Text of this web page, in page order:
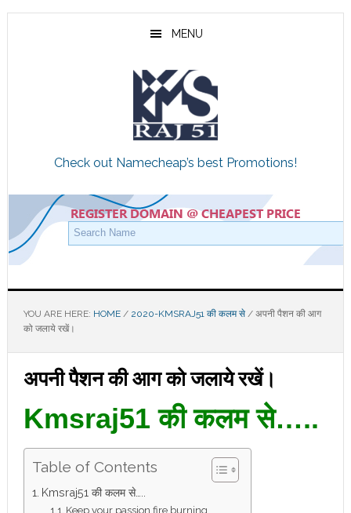
Skip
Skip
Skip
MENU
Check out Namecheap’s best Promotions!
YOU ARE HERE: HOME / 2020-KMSRAJ51 की कलम से /अपनी पैशन की आग
को जलाये रखें।
अपनी पैशन की आग को जलाये रखें।
Kmsraj51 की कलम से…..
Table of Contents
Kmsraj51 की कलम से…..
Keep your passion fire burning